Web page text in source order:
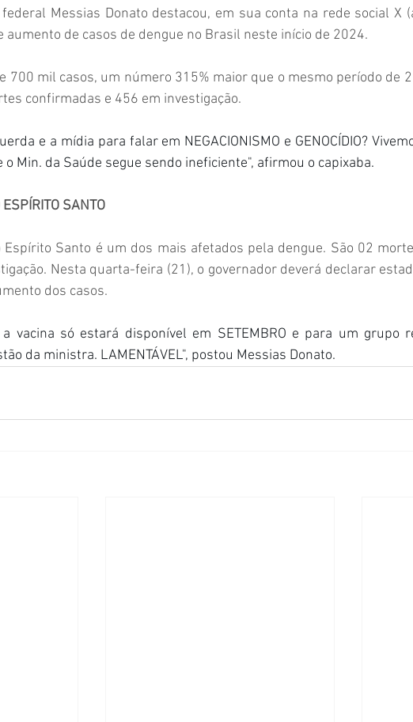
Messias Donato destacou, em sua conta na rede social X
aumento de casos de dengue no Brasil neste início de 2024.
700 mil casos, um número 315% maior que o mesmo período de
confirmadas e 456 em investigação.
e a mídia para falar em NEGACIONISMO e GENOCÍDIO?
o Min. da Saúde segue sendo ineficiente", afirmou o capixaba.
SANTO
Espírito Santo é um dos mais afetados pela dengue. São 02
Nesta quarta-feira (21), o governador deverá declarar
dos casos.
a vacina só estará disponível em SETEMBRO e para um grupo
da ministra. LAMENTÁVEL", postou Messias Donato.